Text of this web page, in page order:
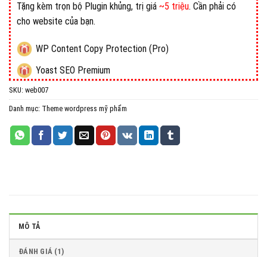
Tặng kèm trọn bộ Plugin khủng, trị giá ~5 triệu. Cần phải có
cho website của bạn.
WP Content Copy Protection (Pro)
Yoast SEO Premium
All in One WP Migration Unlimited Extension
iThemes Security Pro
Wordfence Security Premium
SKU: web007
Danh mục: Theme wordpress mỹ phẩm
MÔ TẢ
ĐÁNH GIÁ (1)